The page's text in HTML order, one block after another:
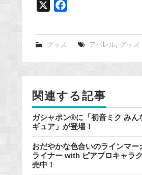
k
グッズ アパレル, グッズ
関連する記事
ガシャポン®に「初音ミク みん
ギュア」が登場！
おだやかな色合いのラインマー
ライナー with ピアプロキャラ
売中！